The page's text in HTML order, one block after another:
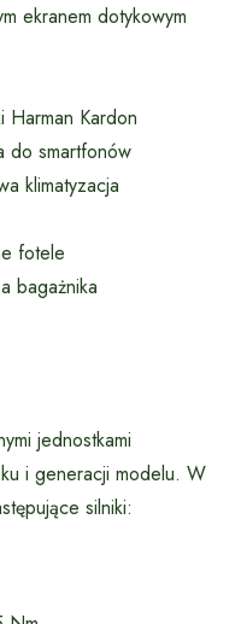
ekranem dotykowym
Harman Kardon
do smartfonów
klimatyzacja
fotele
bagażnika
jednostkami
i generacji modelu. W
silniki: